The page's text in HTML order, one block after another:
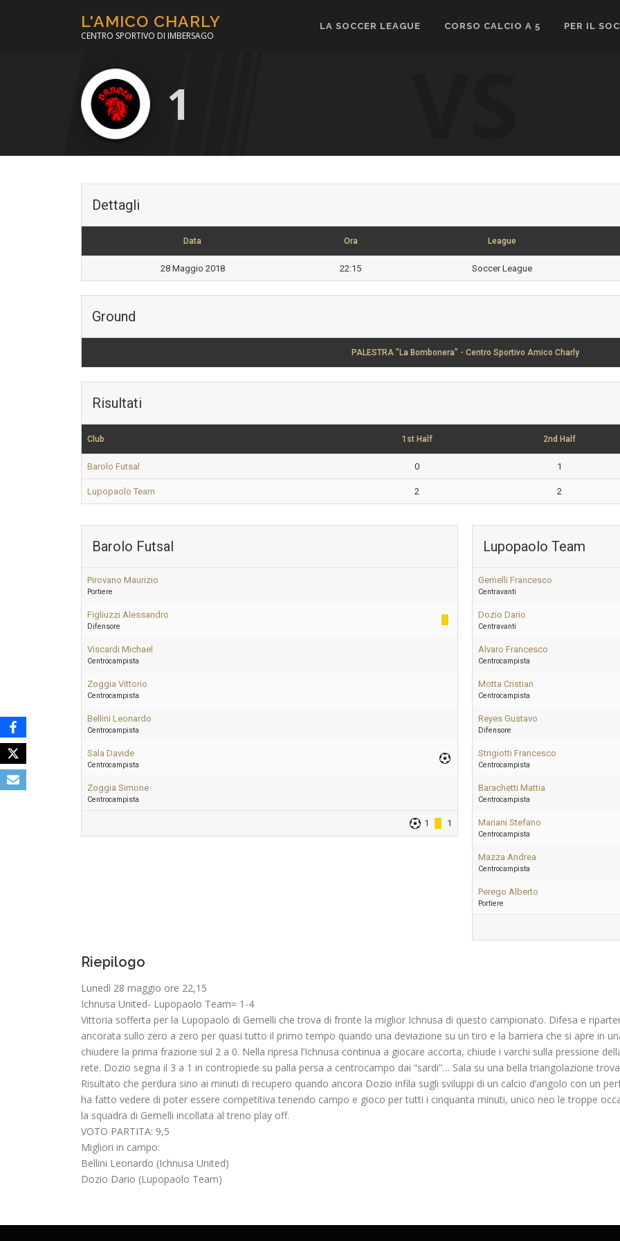
L'AMICO CHARLY
CENTRO SPORTIVO DI IMBERSAGO
LA SOCCER LEAGUE CORSO CALCIO A 5 PER IL
1
Dettagli
Data Ora League
28 Maggio 2018 22:15 Soccer League
Ground
PALESTRA "La Bombonera" - Centro Sportivo Amico Charly
Risultati
Club 1st Half 2nd Half
Barolo Futsal 0 1
Lupopaolo Team 2 2
Barolo Futsal
Pirovano Maurizio
Portiere
Figliuzzi Alessandro
Difensore
Viscardi Michael
Centrocampista
Zoggia Vittorio
Centrocampista
Bellini Leonardo
Centrocampista
Sala Davide
Centrocampista
Zoggia Simone
Centrocampista
1 1
Lupopaolo Team
Gemelli Francesco
Centravanti
Dozio Dario
Centravanti
Alvaro Francesco
Centrocampista
Motta Cristian
Centrocampista
Reyes Gustavo
Difensore
Strigiotti Francesco
Centrocampista
Barachetti Mattia
Centrocampista
Mariani Stefano
Centrocampista
Mazza Andrea
Centrocampista
Perego Alberto
Portiere
Riepilogo
Lunedì 28 maggio ore 22,15
Ichnusa United- Lupopaolo Team= 1-4
Vittoria sofferta per la Lupopaolo di Gemelli che trova di fronte la miglior Ichnusa di questo campionato. Difesa e
ancorata sullo zero a zero per quasi tutto il primo tempo quando una deviazione su un tiro e la barriera che si apre in
chiudere la prima frazione sul 2 a 0. Nella ripresa l’Ichnusa continua a giocare accorta, chiude i varchi sulla pressione
rete. Dozio segna il 3 a 1 in contropiede su palla persa a centrocampo dai “sardi”… Sala su una bella triangolazione
Risultato che perdura sino ai minuti di recupero quando ancora Dozio infila sugli sviluppi di un calcio d’angolo con un
ha fatto vedere di poter essere competitiva tenendo campo e gioco per tutti i cinquanta minuti, unico neo le troppe
la squadra di Gemelli incollata al treno play off.
VOTO PARTITA: 9,5
Migliori in campo:
Bellini Leonardo (Ichnusa United)
Dozio Dario (Lupopaolo Team)